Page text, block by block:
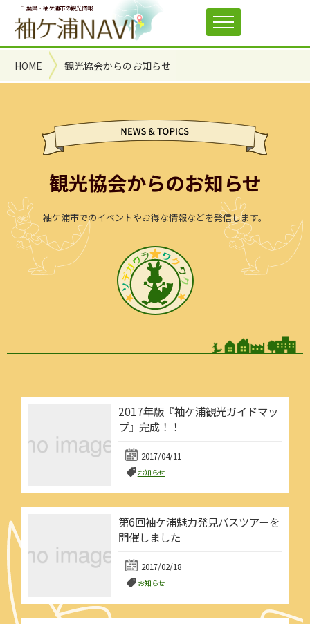
千葉県・袖ケ浦市の観光情報
HOME 観光協会からのお知らせ
観光協会からのお知らせ
袖ケ浦市でのイベントやお得な情報などを発信します。
2017年版『袖ケ浦観光ガイドマッ
プ』完成！！
2017/04/11
お知らせ
第6回袖ケ浦魅力発見バスツアーを
開催しました
2017/02/18
お知らせ